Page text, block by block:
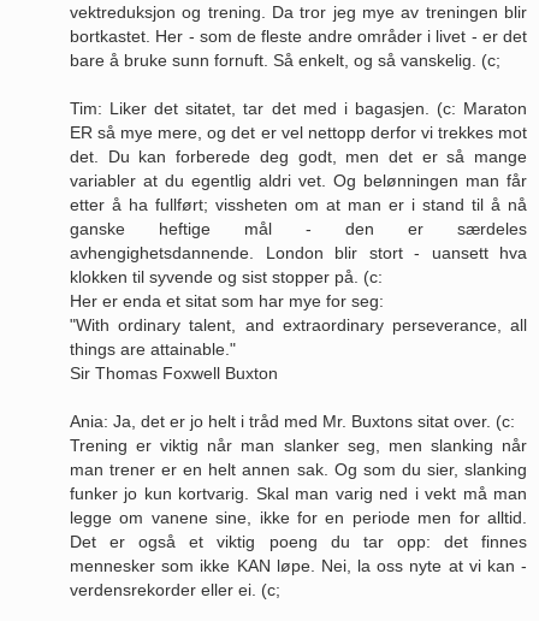
vektreduksjon og trening. Da tror jeg mye av treningen blir
bortkastet. Her - som de fleste andre områder i livet - er det
bare å bruke sunn fornuft. Så enkelt, og så vanskelig. (c;
Tim: Liker det sitatet, tar det med i bagasjen. (c: Maraton
ER så mye mere, og det er vel nettopp derfor vi trekkes mot
det. Du kan forberede deg godt, men det er så mange
variabler at du egentlig aldri vet. Og belønningen man får
etter å ha fullført; vissheten om at man er i stand til å nå
ganske heftige mål - den er særdeles
avhengighetsdannende. London blir stort - uansett hva
klokken til syvende og sist stopper på. (c:
Her er enda et sitat som har mye for seg:
"With ordinary talent, and extraordinary perseverance, all
things are attainable."
Sir Thomas Foxwell Buxton
Ania: Ja, det er jo helt i tråd med Mr. Buxtons sitat over. (c:
Trening er viktig når man slanker seg, men slanking når
man trener er en helt annen sak. Og som du sier, slanking
funker jo kun kortvarig. Skal man varig ned i vekt må man
legge om vanene sine, ikke for en periode men for alltid.
Det er også et viktig poeng du tar opp: det finnes
mennesker som ikke KAN løpe. Nei, la oss nyte at vi kan -
verdensrekorder eller ei. (c;